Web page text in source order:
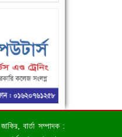
বার্তা সম্পাদক :